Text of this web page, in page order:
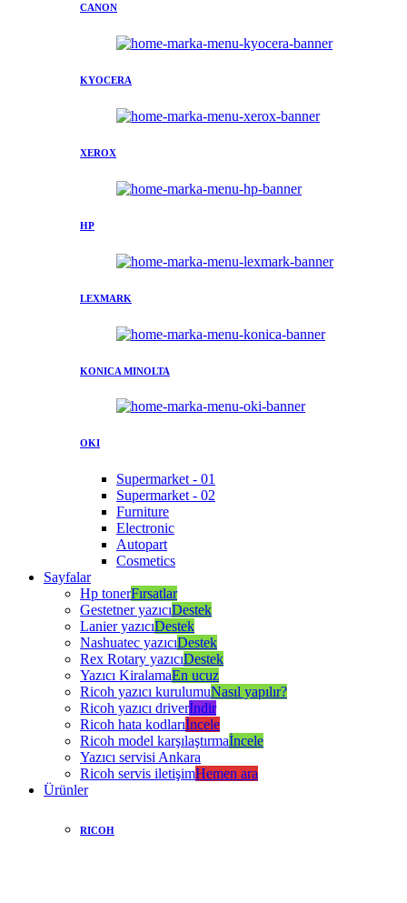
CANON
KYOCERA
XEROX
HP
LEXMARK
KONICA MINOLTA
OKI
Supermarket - 01
Supermarket - 02
Furniture
Electronic
Autopart
Cosmetics
Sayfalar
Hp tonerFırsatlar
Gestetner yazıcıDestek
Lanier yazıcıDestek
Nashuatec yazıcıDestek
Rex Rotary yazıcıDestek
Yazıcı KiralamaEn ucuz
Ricoh yazıcı kurulumuNasıl yapılır?
Ricoh yazıcı driverİndir
Ricoh hata kodlarıİncele
Ricoh model karşılaştırmaİncele
Yazıcı servisi Ankara
Ricoh servis iletişimHemen ara
Ürünler
RICOH